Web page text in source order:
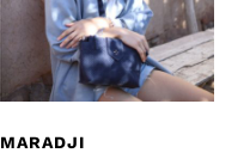
MARADJI